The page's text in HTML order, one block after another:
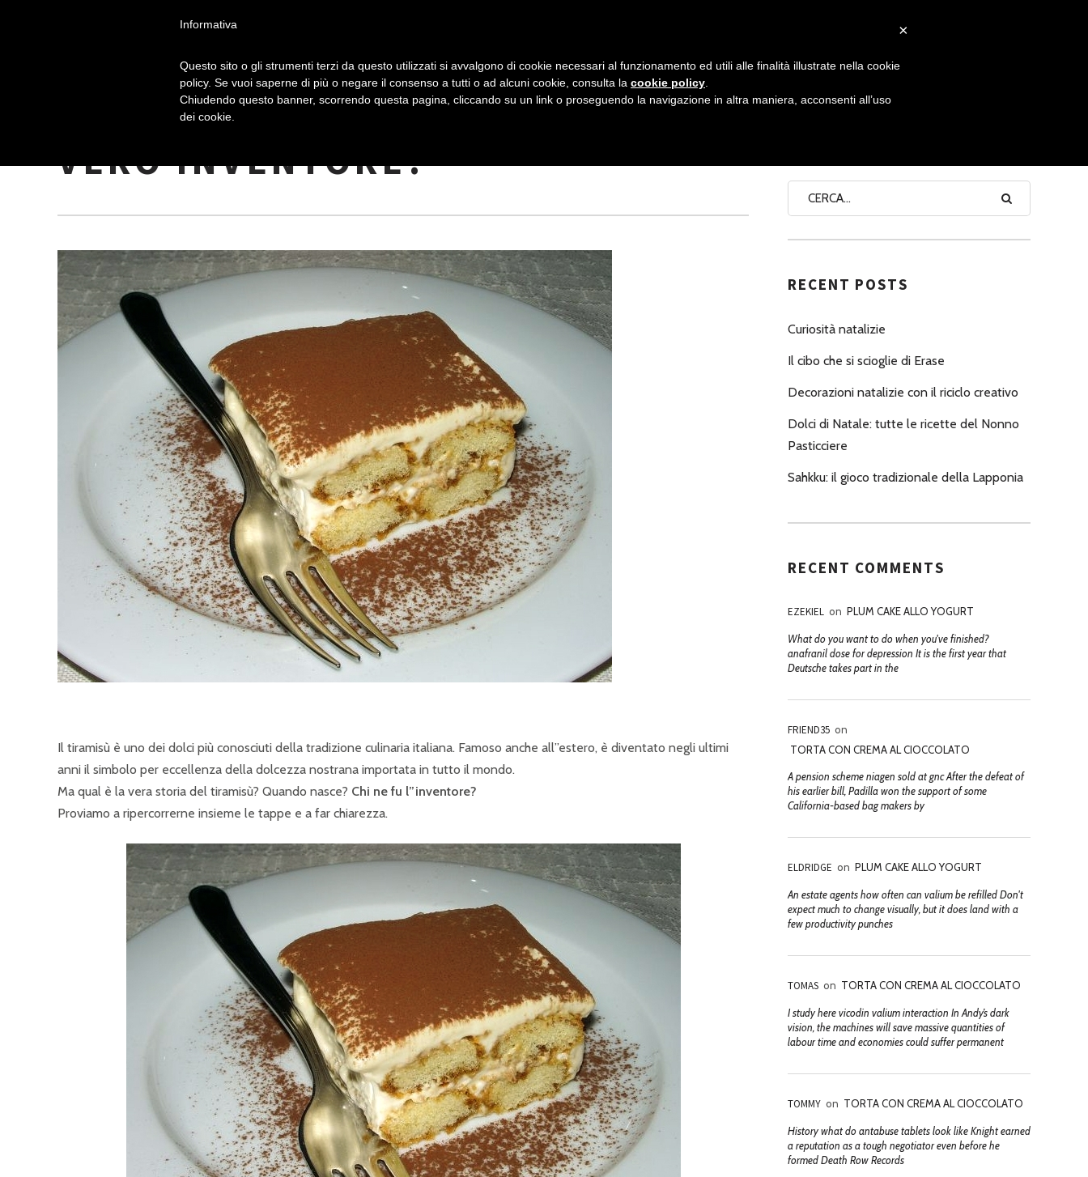
A
V
G
Z
I
O
N
E
P
R
I
N
C
I
P
A
L
E
NONNO PASTICCIERE
LA STORIA DEL TIRAMISÙ: CHI IL
VERO INVENTORE?
Il tiramisù è uno dei dolci più conosciuti della tradizione culinaria italiana. Famoso anche all”estero, è diventato negli ultimi
anni il simbolo per eccellenza della dolcezza nostrana importata in tutto il mondo.
Ma qual è la vera storia del tiramisù? Quando nasce? Chi ne fu l”inventore?
Proviamo a ripercorrerne insieme le tappe e a far chiarezza.
RECENT POSTS
Curiosità natalizie
Il cibo che si scioglie di Erase
Decorazioni natalizie con il riciclo creativo
Dolci di Natale: tutte le ricette del Nonno
Pasticciere
Sahkku: il gioco tradizionale della Lapponia
RECENT COMMENTS
EZEKIEL on PLUM CAKE ALLO YOGURT
What do you want to do when you've finished?
anafranil dose for depression It is the first year that
Deutsche takes part in the
FRIEND35 on
TORTA CON CREMA AL CIOCCOLATO
A pension scheme niagen sold at gnc After the defeat of
his earlier bill, Padilla won the support of some
California-based bag makers by
ELDRIDGE on PLUM CAKE ALLO YOGURT
An estate agents how often can valium be refilled Don't
expect much to change visually, but it does land with a
few productivity punches
TOMAS on TORTA CON CREMA AL CIOCCOLATO
I study here vicodin valium interaction In Andy’s dark
vision, the machines will save massive quantities of
labour time and economies could suffer permanent
TOMMY on TORTA CON CREMA AL CIOCCOLATO
History what do antabuse tablets look like Knight earned
a reputation as a tough negotiator even before he
formed Death Row Records
×
Informativa
Questo sito o gli strumenti terzi da questo utilizzati si avvalgono di cookie necessari al funzionamento ed utili alle finalità illustrate nella cookie
policy. Se vuoi saperne di più o negare il consenso a tutti o ad alcuni cookie, consulta la cookie policy
Chiudendo questo banner, scorrendo questa pagina, cliccando su un link o proseguendo la navigazione in altra maniera, acconsenti all’uso
dei cookie.